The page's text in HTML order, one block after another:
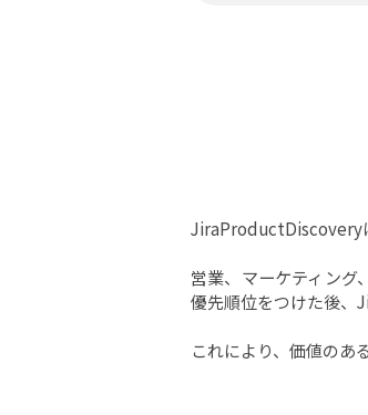
JiraProductDiscovery
営業、マーケティング
優先順位をつけた後、
これにより、価値のあ